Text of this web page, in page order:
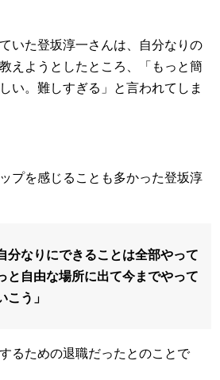
いた登坂淳一さんは、自分なりの
えようとしたところ、「もっと簡
い。難しすぎる」と言われてしま
プを感じることも多かった登坂淳
分なりにできることは全部やって
と自由な場所に出て今までやって
こう」
るための退職だったとのことで